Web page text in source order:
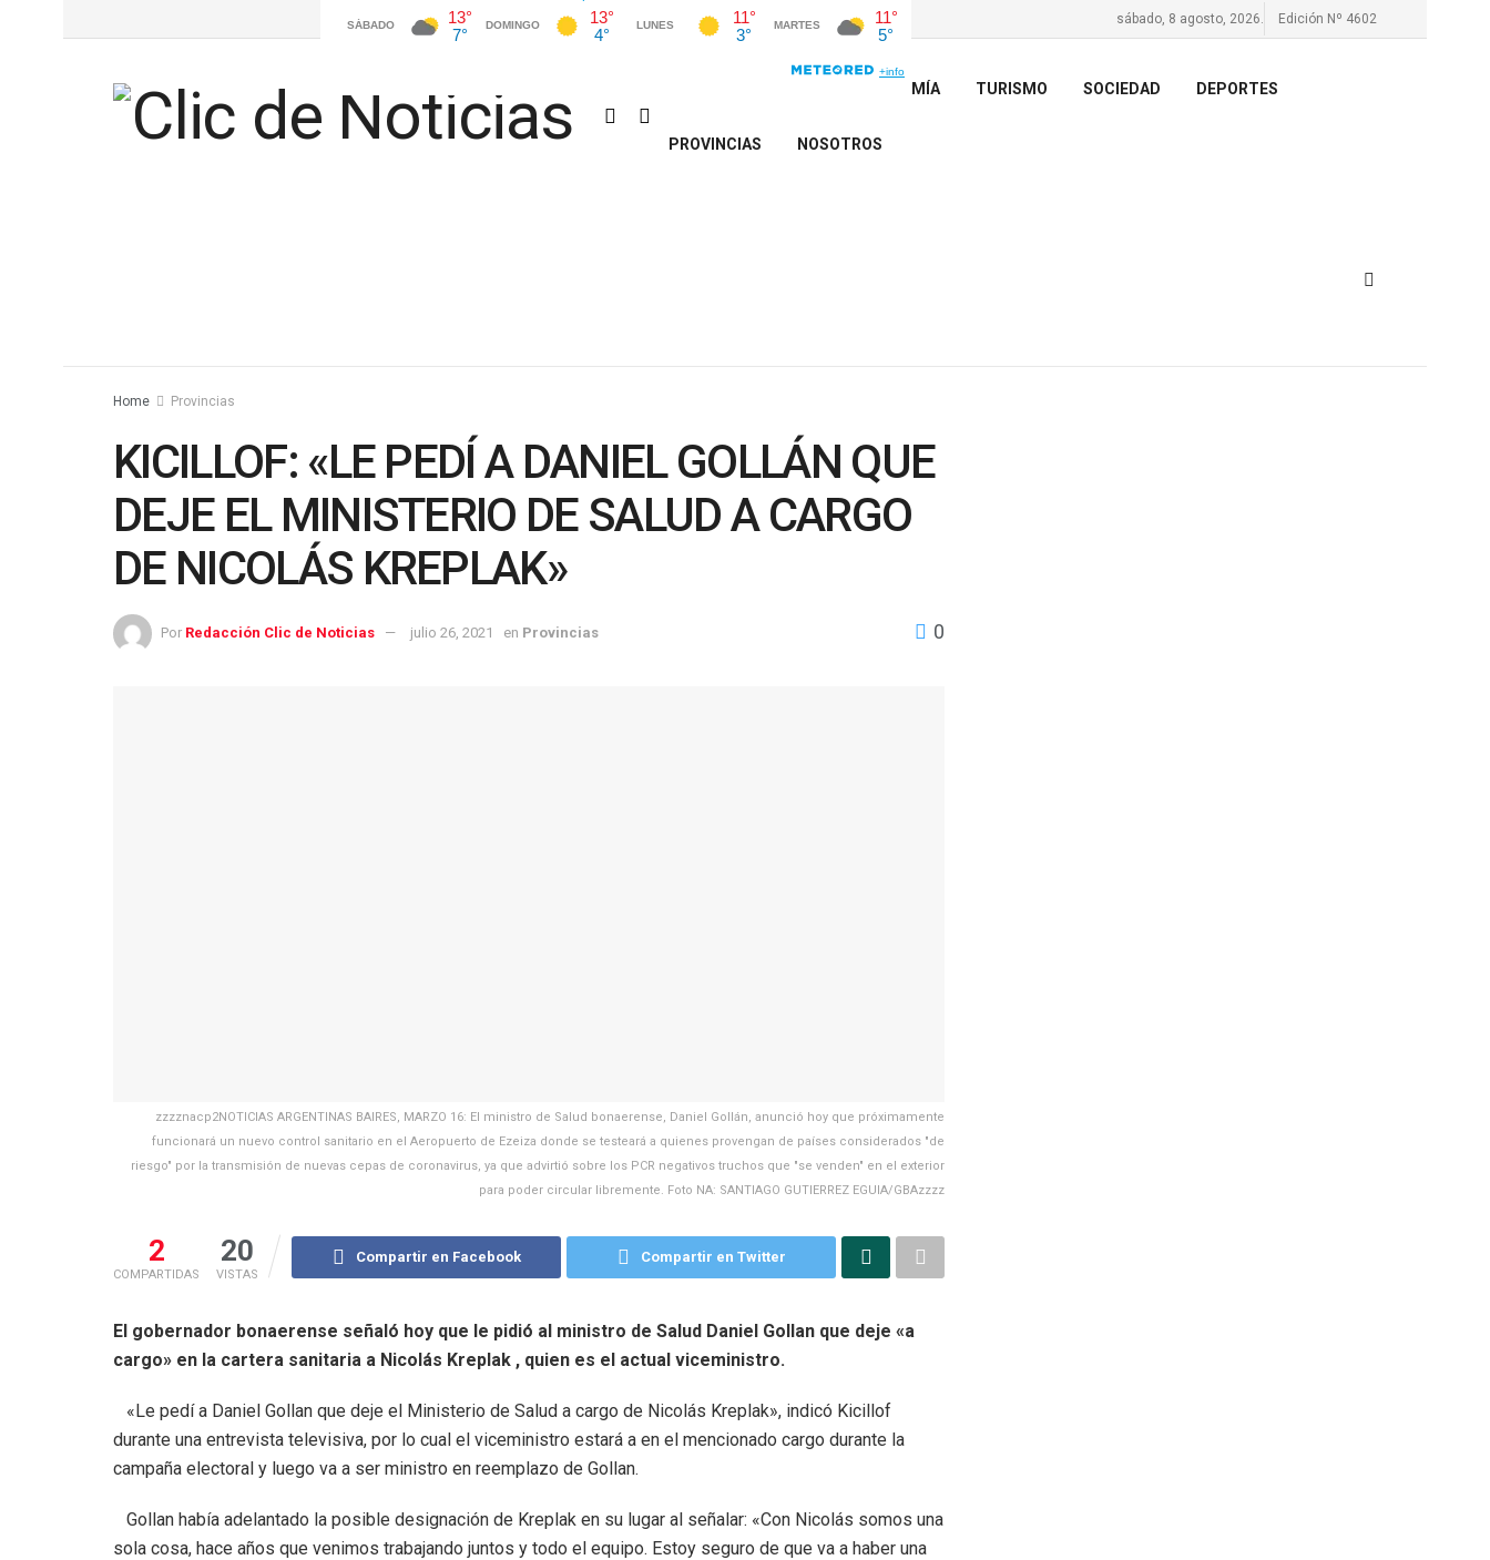
sábado, 8 agosto, 2026. Edición Nº 4602
ECONOMÍA TURISMO SOCIEDAD DEPORTES
PROVINCIAS NOSOTROS
Home Provincias
KICILLOF: «LE PEDÍ A DANIEL GOLLÁN QUE
DEJE EL MINISTERIO DE SALUD A CARGO
DE NICOLÁS KREPLAK»
Por Redacción Clic de Noticias julio 26, 2021 en Provincias 0
zzzznacp2NOTICIAS ARGENTINAS BAIRES, MARZO 16: El ministro de Salud bonaerense, Daniel Gollán, anunció hoy que próximamente
funcionará un nuevo control sanitario en el Aeropuerto de Ezeiza donde se testeará a quienes provengan de países considerados "de
riesgo" por la transmisión de nuevas cepas de coronavirus, ya que advirtió sobre los PCR negativos truchos que "se venden" en el exterior
para poder circular libremente. Foto NA: SANTIAGO GUTIERREZ EGUIA/GBAzzzz
2
COMPARTIDAS
20
VISTAS
Compartir en Facebook Compartir en Twitter
El gobernador bonaerense señaló hoy que le pidió al ministro de Salud Daniel Gollan que deje «a
cargo» en la cartera sanitaria a Nicolás Kreplak , quien es el actual viceministro.
«Le pedí a Daniel Gollan que deje el Ministerio de Salud a cargo de Nicolás Kreplak», indicó Kicillof
durante una entrevista televisiva, por lo cual el viceministro estará a en el mencionado cargo durante la
campaña electoral y luego va a ser ministro en reemplazo de Gollan.
Gollan había adelantado la posible designación de Kreplak en su lugar al señalar: «Con Nicolás somos una
sola cosa, hace años que venimos trabajando juntos y todo el equipo. Estoy seguro de que va a haber una